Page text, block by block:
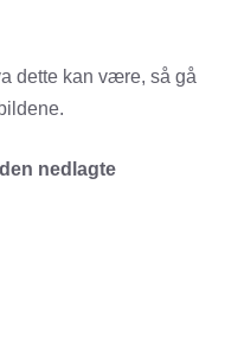
dette kan være, så gå
nedlagte